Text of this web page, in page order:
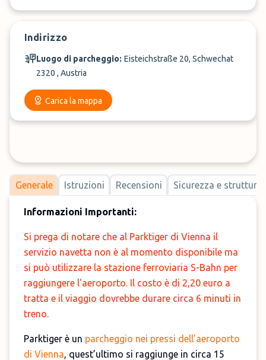
Indirizzo
Luogo di parcheggio: Eisteichstraße 20, Schwechat
2320 , Austria
Carica la mappa
Generale Istruzioni Recensioni Sicurezza e strutture
Informazioni Importanti:
Si prega di notare che al Parktiger di Vienna il
servizio navetta non è al momento disponibile ma
si può utilizzare la stazione ferroviaria S-Bahn per
raggiungere l'aeroporto. Il costo è di 2,20 euro a
tratta e il viaggio dovrebbe durare circa 6 minuti in
treno.
Parktiger è un parcheggio nei pressi dell’aeroporto
di Vienna, quest’ultimo si raggiunge in circa 15